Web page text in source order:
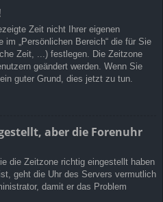
Zeit nicht Ihrer eigenen
„Persönlichen Bereich“ die für Sie
Zeit, ...) festlegen. Die Zeitzone
geändert werden. Wenn Sie
guter Grund, dies jetzt zu tun.
aber die Forenuhr
die Zeitzone richtig eingestellt haben
geht die Uhr des Servers vermutlich
damit er das Problem